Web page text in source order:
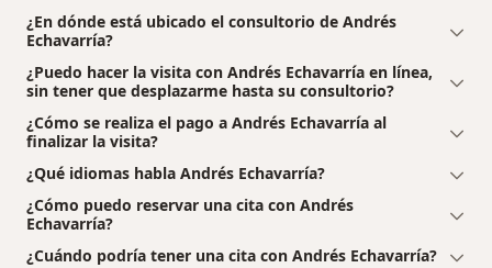
¿En dónde está ubicado el consultorio de Andrés
Echavarría?
¿Puedo hacer la visita con Andrés Echavarría en línea,
sin tener que desplazarme hasta su consultorio?
¿Cómo se realiza el pago a Andrés Echavarría al
finalizar la visita?
¿Qué idiomas habla Andrés Echavarría?
¿Cómo puedo reservar una cita con Andrés
Echavarría?
¿Cuándo podría tener una cita con Andrés Echavarría?